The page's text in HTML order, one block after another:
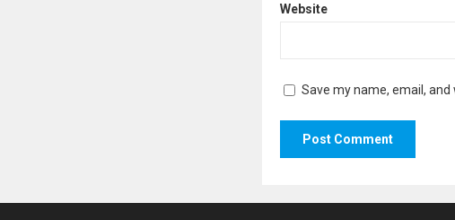
Website
Save my name, email,